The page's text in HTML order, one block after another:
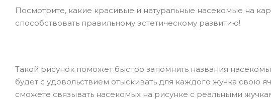
Посмотрите, какие красивые и натуральные насекомые на
способствовать правильному эстетическому развитию!
Такой рисунок поможет быстро запомнить названия
будет с удовольствием отыскивать для каждого жучка свою
сможете связывать насекомых на рисунке с реальными